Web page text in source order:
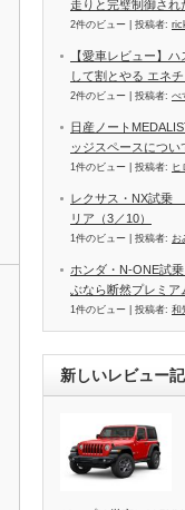
走りと完璧制御され
2件のビュー 投稿者:
【愛車レビュー】
して割とやる エネ
2件のビュー 投稿者: べ
日産ノート
ッジスペースについ
1件のビュー 投稿者: ヒ
レクサス・NX試乗
リア（3／10）
1件のビュー 投稿者: お
ホンダ・N-ONE試
ぶなら断然プレミア
1件のビュー 投稿者: 和
新しいレビュー